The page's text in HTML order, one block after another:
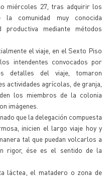
miércoles 27, tras adquirir los
comunidad muy conocida
productiva mediante métodos
el viaje, en el Sexto Piso
intendentes convocados por
detalles del viaje, tomaron
actividades agrícolas, de granja,
los miembros de la colonia
imágenes.
que la delegación compuesta
inicien el largo viaje hoy y
tal que puedan volcarlos a
rigor, ése es el sentido de la
láctea, el matadero o zona de